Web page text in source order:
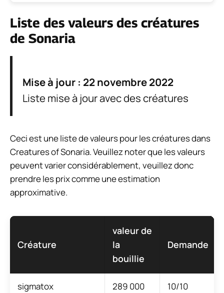
Liste des valeurs des créatures
de Sonaria
Mise à jour : 22 novembre 2022
Liste mise à jour avec des créatures
Ceci est une liste de valeurs pour les créatures dans
Creatures of Sonaria. Veuillez noter que les valeurs
peuvent varier considérablement, veuillez donc
prendre les prix comme une estimation
approximative.
Créature
valeur de
la
bouillie
Demande
sigmatox 289 000 10/10